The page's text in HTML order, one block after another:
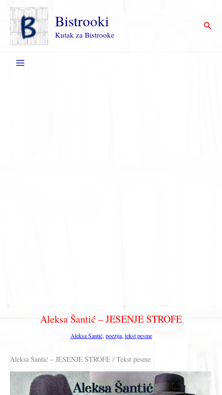
Пређи
садржај
Bistrooki
Kutak za Bistrooke
Aleksa Šantić – JESENJE STROFE
Aleksa Šantić, poezija, tekst pesme
Aleksa Šantić – JESENJE STROFE / Tekst pesme